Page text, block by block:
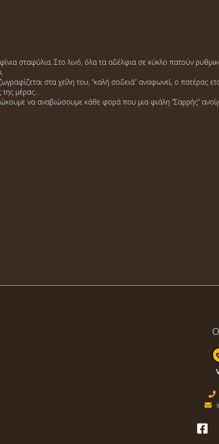
σταφύλια. Στο λινό, όλα τα αδέλφια σε κύκλο πατούν
στα χείλη του, “καλή σοδειά” αναφωνεί, ο πατέρας
μέρας...
να αναβιώσουμε κάθε φορά που μια φιάλη “Σαρρής”